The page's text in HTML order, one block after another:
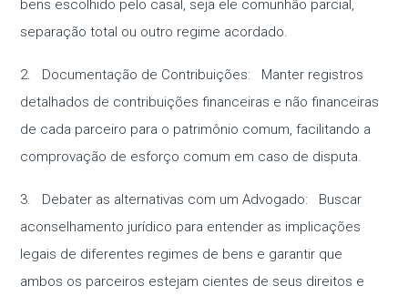
bens escolhido pelo casal, seja ele comunhão parcial,
separação total ou outro regime acordado.
2. Documentação de Contribuições: Manter registros
detalhados de contribuições financeiras e não financeiras
de cada parceiro para o patrimônio comum, facilitando a
comprovação de esforço comum em caso de disputa.
3. Debater as alternativas com um Advogado: Buscar
aconselhamento jurídico para entender as implicações
legais de diferentes regimes de bens e garantir que
ambos os parceiros estejam cientes de seus direitos e